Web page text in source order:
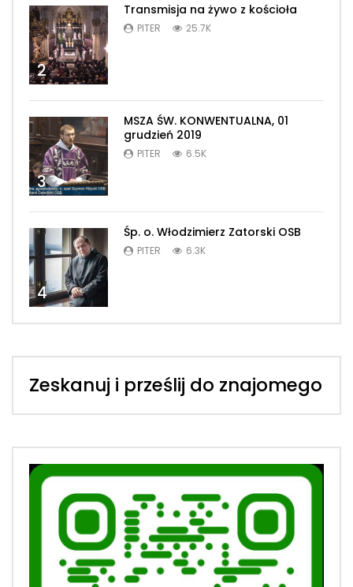
2
Transmisja na żywo z kościoła
PITER 25.7K
3
MSZA ŚW. KONWENTUALNA, 01
grudzień 2019
PITER 6.5K
4
Śp. o. Włodzimierz Zatorski OSB
PITER 6.3K
Zeskanuj i prześlij do znajomego